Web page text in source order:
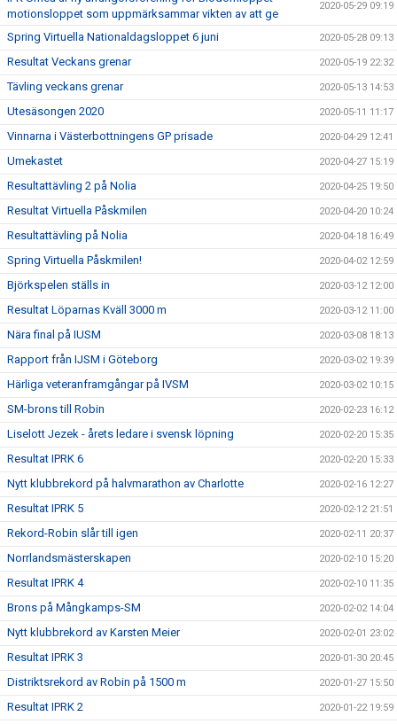
motionsloppet som uppmärksammar vikten av att ge
2020-05-29 09:19
Spring Virtuella Nationaldagsloppet 6 juni 2020-05-28 09:13
Resultat Veckans grenar 2020-05-19 22:32
Tävling veckans grenar 2020-05-13 14:53
Utesäsongen 2020 2020-05-11 11:17
Vinnarna i Västerbottningens GP prisade 2020-04-29 12:41
Umekastet 2020-04-27 15:19
Resultattävling 2 på Nolia 2020-04-25 19:50
Resultat Virtuella Påskmilen 2020-04-20 10:24
Resultattävling på Nolia 2020-04-18 16:49
Spring Virtuella Påskmilen! 2020-04-02 12:59
Björkspelen ställs in 2020-03-12 12:00
Resultat Löparnas Kväll 3000 m 2020-03-12 11:00
Nära final på IUSM 2020-03-08 18:13
Rapport från IJSM i Göteborg 2020-03-02 19:39
Härliga veteranframgångar på IVSM 2020-03-02 10:15
SM-brons till Robin 2020-02-23 16:12
Liselott Jezek - årets ledare i svensk löpning 2020-02-20 15:35
Resultat IPRK 6 2020-02-20 15:33
Nytt klubbrekord på halvmarathon av Charlotte 2020-02-16 12:27
Resultat IPRK 5 2020-02-12 21:51
Rekord-Robin slår till igen 2020-02-11 20:37
Norrlandsmästerskapen 2020-02-10 15:20
Resultat IPRK 4 2020-02-10 11:35
Brons på Mångkamps-SM 2020-02-02 14:04
Nytt klubbrekord av Karsten Meier 2020-02-01 23:02
Resultat IPRK 3 2020-01-30 20:45
Distriktsrekord av Robin på 1500 m 2020-01-27 15:50
Resultat IPRK 2 2020-01-22 19:59